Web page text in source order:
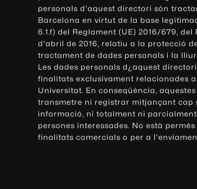
personals d'aquest directori són
Barcelona en virtut de la base
6.1.f) del Reglament (UE) 2016/679,
d'abril de 2016, relatiu a la protecció
tractament de dades personals i la
Les dades personals d¿aquest
finalitats exclusivament relacionades
Universitat. En conseqüència,
transmetre ni registrar mitjançant cap
informació, ni totalment ni
persones interessades. No està
finalitats comercials o per a